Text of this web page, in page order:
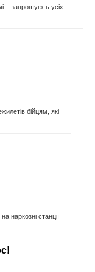
– запрошують усіх
бійцям, які
наркозні станції